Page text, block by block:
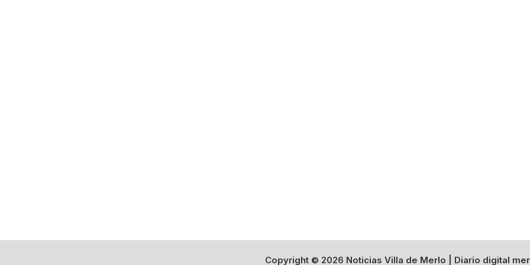
Copyright © 2026 Noticias Villa de Merlo | Diario digital